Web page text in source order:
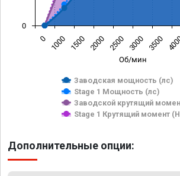
Об/мин
Заводская мощность (лс)
Stage 1 Мощность (лс)
Заводской крутящий
Stage 1 Крутящий момент
0 1000 1500 2000 2500 3000 3500
0
Дополнительные опции: